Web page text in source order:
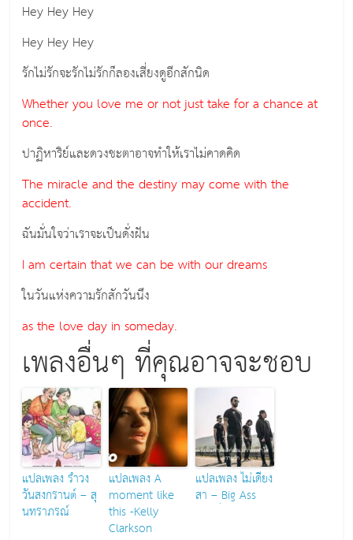
Hey Hey Hey
Hey Hey Hey
รักไม่รักจะรักไม่รักก็ลองเสี่ยงดูอีกสักนิด
Whether you love me or not just take for a chance at
once.
ปาฏิหาริย์และดวงชะตาอาจทำให้เราไม่คาดคิด
The miracle and the destiny may come with the
accident.
ฉันมั่นใจว่าเราจะเป็นดั่งฝัน
I am certain that we can be with our dreams
ในวันแห่งความรักสักวันนึง
as the love day in someday.
เพลงอื่นๆ ที่คุณอาจจะชอบ
แปลเพลง รำวง
วันสงกรานต์ – สุ
นทราภรณ์
แปลเพลง A
moment like
this -Kelly
Clarkson
แปลเพลง ไม่เดียง
สา – ฺBig Ass